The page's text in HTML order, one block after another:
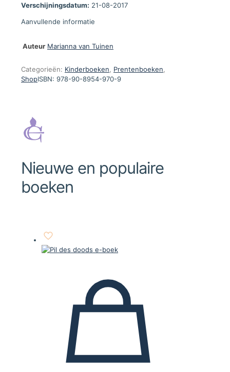
Verschijningsdatum: 21-08-2017
Aanvullende informatie
Auteur Marianna van Tuinen
Categorieën: Kinderboeken Prentenboeken
ShopISBN: 978-90-8954-970-9
Nieuwe en populaire
boeken